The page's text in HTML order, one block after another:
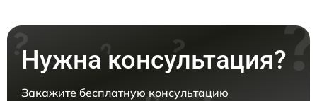
Нужна консультация?
Закажите бесплатную консультацию